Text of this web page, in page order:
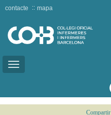
Toggle
contacte mapa
Compartir